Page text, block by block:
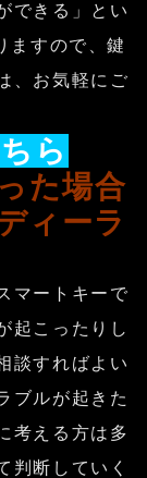
できる」とい
ますので、鍵
、お気軽にご
ら
た場合
ィーラ
マートキーで
起こったりし
談すればよい
ブルが起きた
考える方は多
判断していく